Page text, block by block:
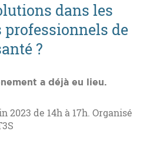
dans les
professionnels de
?
a déjà eu lieu.
2023 de 14h à 17h. Organisé